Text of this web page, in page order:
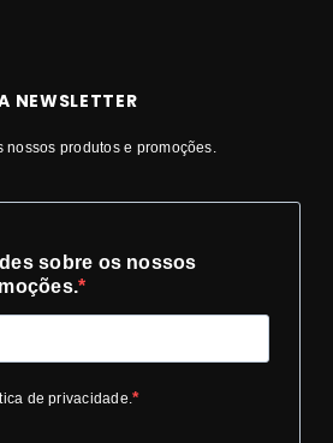
NEWSLETTER
produtos e promoções.
sobre os nossos
de privacidade.